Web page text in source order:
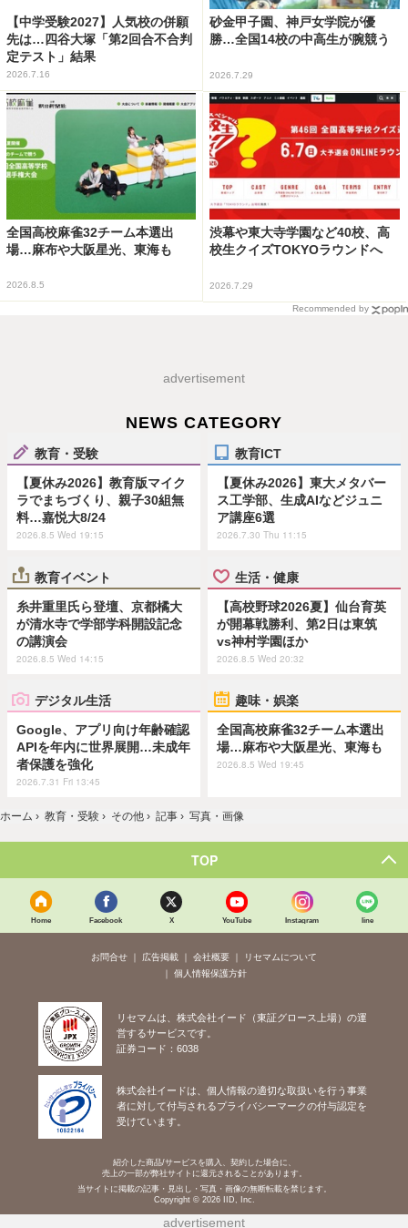
【中学受験2027】人気校の併願
先は…四谷大塚「第2回合不合判
定テスト」結果
2026.7.16
砂金甲子園、神戸女学院が優
勝…全国14校の中高生が腕競う
2026.7.29
全国高校麻雀32チーム本選出
場…麻布や大阪星光、東海も
2026.8.5
渋幕や東大寺学園など40校、高
校生クイズTOKYOラウンドへ
2026.7.29
Recommended by
advertisement
NEWS CATEGORY
教育・受験
【夏休み2026】教育版マイク
ラでまちづくり、親子30組無
料…嘉悦大8/24
2026.8.5 Wed 19:15
教育ICT
【夏休み2026】東大メタバー
ス工学部、生成AIなどジュニ
ア講座6選
2026.7.30 Thu 11:15
教育イベント
糸井重里氏ら登壇、京都橘大
が清水寺で学部学科開設記念
の講演会
2026.8.5 Wed 14:15
生活・健康
【高校野球2026夏】仙台育英
が開幕戦勝利、第2日は東筑
vs神村学園ほか
2026.8.5 Wed 20:32
デジタル生活
Google、アプリ向け年齢確認
APIを年内に世界展開…未成年
者保護を強化
2026.7.31 Fri 13:45
趣味・娯楽
全国高校麻雀32チーム本選出
場…麻布や大阪星光、東海も
2026.8.5 Wed 19:45
ホーム › 教育・受験 › その他 › 記事 › 写真・画像
TOP
Home Facebook X YouTube Instagram line
お問合せ 広告掲載 会社概要
リセマムについて
個人情報保護方針
リセマムは、株式会社イード（東証グロース上場）の運
営するサービスです。
証券コード：6038
株式会社イードは、個人情報の適切な取扱いを行う事業
者に対して付与されるプライバシーマークの付与認定を
受けています。
紹介した商品/サービスを購入、契約した場合に、
売上の一部が弊社サイトに還元されることがあります。
当サイトに掲載の記事・見出し・写真・画像の無断転載を禁じます。
Copyright © 2026 IID, Inc.
advertisement